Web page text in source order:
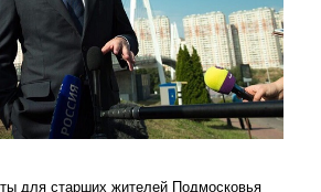
для старших жителей Подмосковья